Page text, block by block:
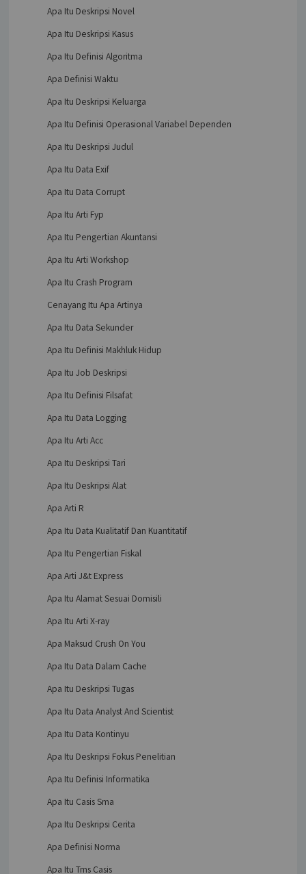
Apa Itu Deskripsi Novel
Apa Itu Deskripsi Kasus
Apa Itu Definisi Algoritma
Apa Definisi Waktu
Apa Itu Deskripsi Keluarga
Apa Itu Definisi Operasional Variabel Dependen
Apa Itu Deskripsi Judul
Apa Itu Data Exif
Apa Itu Data Corrupt
Apa Itu Arti Fyp
Apa Itu Pengertian Akuntansi
Apa Itu Arti Workshop
Apa Itu Crash Program
Cenayang Itu Apa Artinya
Apa Itu Data Sekunder
Apa Itu Definisi Makhluk Hidup
Apa Itu Job Deskripsi
Apa Itu Definisi Filsafat
Apa Itu Data Logging
Apa Itu Arti Acc
Apa Itu Deskripsi Tari
Apa Itu Deskripsi Alat
Apa Arti R
Apa Itu Data Kualitatif Dan Kuantitatif
Apa Itu Pengertian Fiskal
Apa Arti J&t Express
Apa Itu Alamat Sesuai Domisili
Apa Itu Arti X-ray
Apa Maksud Crush On You
Apa Itu Data Dalam Cache
Apa Itu Deskripsi Tugas
Apa Itu Data Analyst And Scientist
Apa Itu Data Kontinyu
Apa Itu Deskripsi Fokus Penelitian
Apa Itu Definisi Informatika
Apa Itu Casis Sma
Apa Itu Deskripsi Cerita
Apa Definisi Norma
Apa Itu Tms Casis